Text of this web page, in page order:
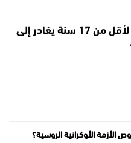
المنتخب الوطني لأقل من 17 سنة يغادر إلى
الأوكرانية الروسية؟